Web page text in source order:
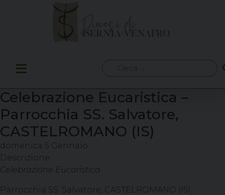
per:
Celebrazione Eucaristica –
Parrocchia SS. Salvatore,
CASTELROMANO (IS)
domenica 5 Gennaio
Descrizione:
Celebrazione Eucaristica
Parrocchia SS. Salvatore, CASTELROMANO (IS)